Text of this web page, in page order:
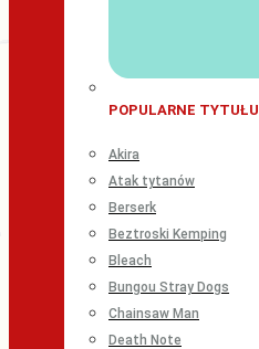
POPULARNE TYTUŁU
Akira
Atak tytanów
Berserk
Beztroski Kemping
Bleach
Bungou Stray Dogs
Chainsaw Man
Death Note